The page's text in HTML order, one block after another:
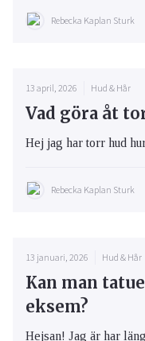
Rebecka Kaplan Sturk
13 april, 2026 Hud & Hår
Vad göra åt
Hej jag har torr hud
Rebecka Kaplan Sturk
13 januari, 2026 Hud & Hår
Kan man
eksem?
Hejsan! Jag är har